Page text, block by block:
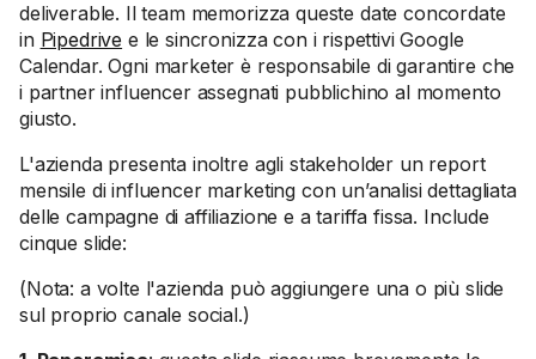
deliverable. Il team memorizza queste date concordate
in Pipedrive e le sincronizza con i rispettivi Google
Calendar. Ogni marketer è responsabile di garantire che
i partner influencer assegnati pubblichino al momento
giusto.
L'azienda presenta inoltre agli stakeholder un report
mensile di influencer marketing con un’analisi dettagliata
delle campagne di affiliazione e a tariffa fissa. Include
cinque slide:
(Nota: a volte l'azienda può aggiungere una o più slide
sul proprio canale social.)